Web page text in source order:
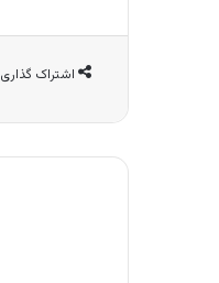
اشتراک گذاری